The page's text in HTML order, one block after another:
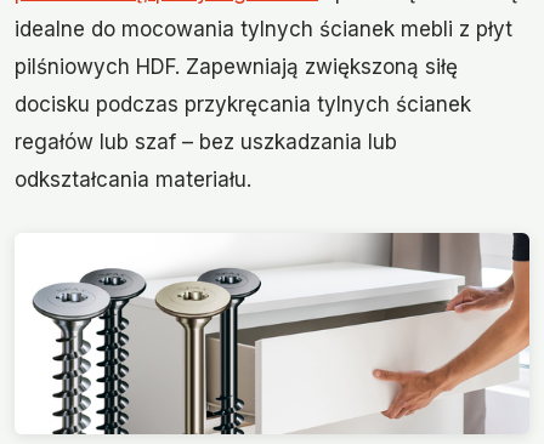
idealne do mocowania tylnych ścianek mebli z płyt
pilśniowych HDF. Zapewniają zwiększoną siłę
docisku podczas przykręcania tylnych ścianek
regałów lub szaf – bez uszkadzania lub
odkształcania materiału.